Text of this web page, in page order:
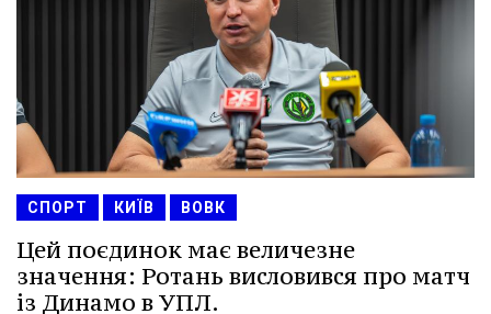
СПОРТ КИЇВ ВОВК
Цей поєдинок має величезне
значення: Ротань висловився про матч
із Динамо в УПЛ.